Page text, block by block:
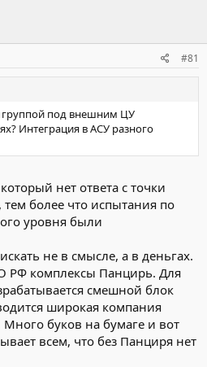
#81
группой под внешним ЦУ
Интеграция в АСУ разного
нет ответа с точки
более что испытания по
уровня были
не в смысле, а в деньгах.
РФ комплексы Панцирь. Для
смешной блок
широкая компания
буков на бумаге и вот
всем, что без Панциря нет